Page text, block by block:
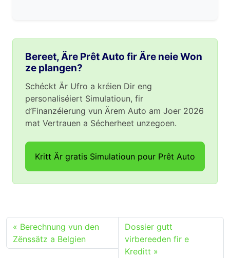
Bereet, Äre Prêt Auto fir Äre neie Won
ze plangen?
Schéckt Är Ufro a kréien Dir eng
personaliséiert Simulatioun, fir
d’Finanzéierung vun Ärem Auto am Joer 2026
mat Vertrauen a Sécherheet unzegoen.
Kritt Är gratis Simulatioun pour Prêt Auto
Berechnung vun den
Zënssätz a Belgien
Dossier gutt
virbereeden fir e
Kreditt